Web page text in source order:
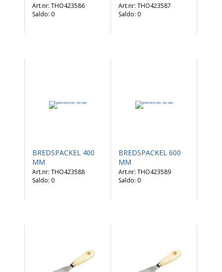
THO423586
Saldo: 0
THO423587
Saldo: 0
BREDSPACKEL 400
MM
THO423588
Saldo: 0
BREDSPACKEL 600
MM
THO423589
Saldo: 0